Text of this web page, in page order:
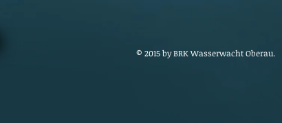
© 2015 by BRK Wasserwacht Oberau.